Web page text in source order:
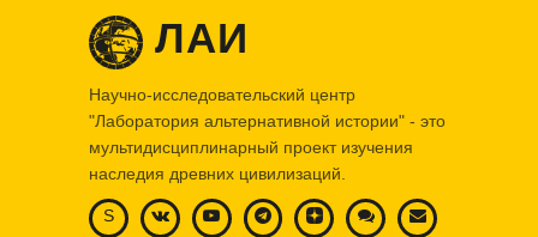
ЛАИ
Научно-исследовательский центр
"Лаборатория альтернативной истории" - это
мультидисциплинарный проект изучения
наследия древних цивилизаций.
S